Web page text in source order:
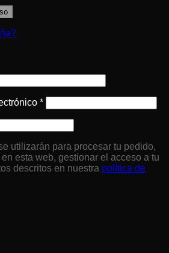
*
utilizarán para procesar tu pedido,
esta web, gestionar el acceso a tu
descritos en nuestra política de